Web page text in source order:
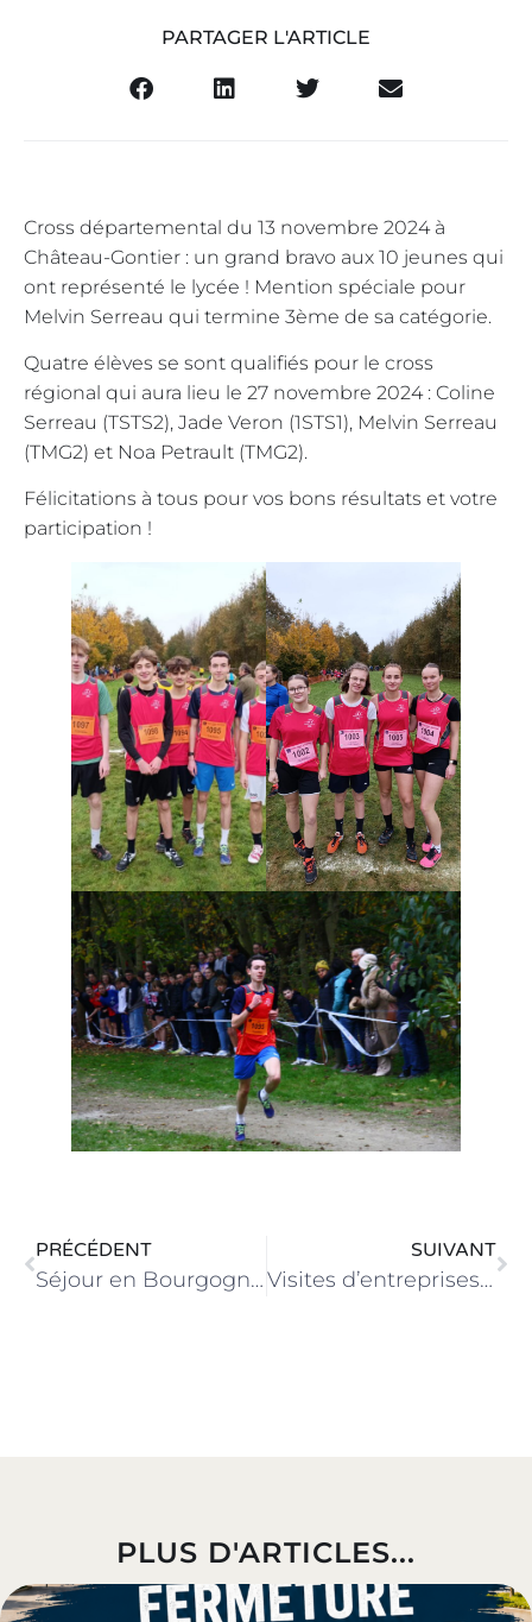
PARTAGER L'ARTICLE
Cross départemental du 13 novembre 2024 à
Château-Gontier : un grand bravo aux 10 jeunes qui
ont représenté le lycée ! Mention spéciale pour
Melvin Serreau qui termine 3ème de sa catégorie.
Quatre élèves se sont qualifiés pour le cross
régional qui aura lieu le 27 novembre 2024 : Coline
Serreau (TSTS2), Jade Veron (1STS1), Melvin Serreau
(TMG2) et Noa Petrault (TMG2).
Félicitations à tous pour vos bons résultats et votre
participation !
PRÉCÉDENT
Séjour en Bourgogne pour les BTS MHR du Campus EC 53
SUIVANT
Visites d’entreprises pour les élèves de 3ème Prépa Métiers
PLUS D'ARTICLES...